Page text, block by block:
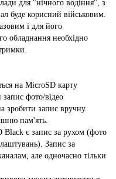
для "нічного водіння", з
буде корисний військовим.
і для його
обладнання необхідно
на MicroSD карту
фото/відео
зробити запис вручну.
пам'ять.
є запис за рухом (фото
Запис за
але одночасно тільки